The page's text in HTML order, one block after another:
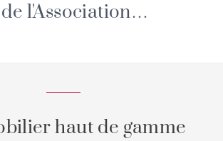
l'Association
haut de gamme